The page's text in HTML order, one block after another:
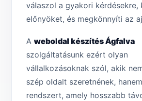
válaszol a gyakori kérdésekre,
előnyöket, és megkönnyíti az
A weboldal készítés Ágfalva
szolgáltatásunk ezért olyan
vállalkozásoknak szól, akik
szép oldalt szeretnének,
rendszert, amely hosszabb